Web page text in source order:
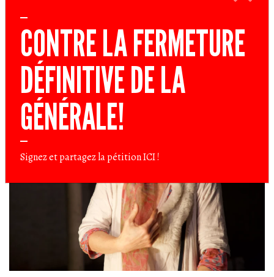
AVEC BIBI
SPECTACLE, CLOWN, THÉÂTRE
SORTIE DE RÉSIDENCE
CONTRE LA FERMETURE
DÉFINITIVE DE LA
GÉNÉRALE!
Signez et partagez la pétitionICI!